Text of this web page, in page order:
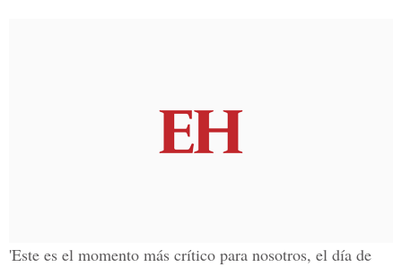
'Este es el momento más crítico para nosotros, el día de